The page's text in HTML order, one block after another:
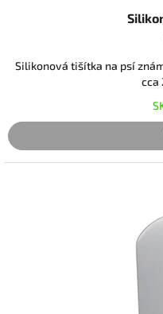
Silikonová tišítka na psí
cca